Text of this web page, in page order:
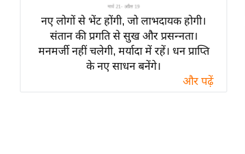
टेक्नॉलॉजी
ब्यूटी/फैशन
घरेलू नुस्खे
पर्यटन स्थल
फिटनेस मंत्रा
नए लोगों से भेंट होंगी, जो लाभदायक होगी।
संतान की प्रगति से सुख और प्रसन्नता।
मनमर्जी नहीं चलेगी, मर्यादा में रहें। धन प्राप्ति
के नए साधन बनेंगे।
और पढ़ें